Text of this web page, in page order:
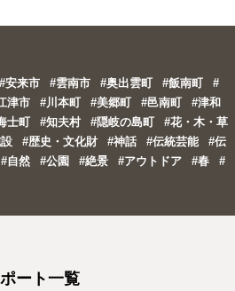
#安来市 #雲南市 #奥出雲町 #飯南町
#
津市 #川本町 #美郷町 #邑南町
#津和
士町 #知夫村 #隠岐の島町
#花・木・草
#歴史・文化財 #神話 #伝統芸能
#伝
#自然 #公園 #絶景 #アウトドア #春
#
ート一覧